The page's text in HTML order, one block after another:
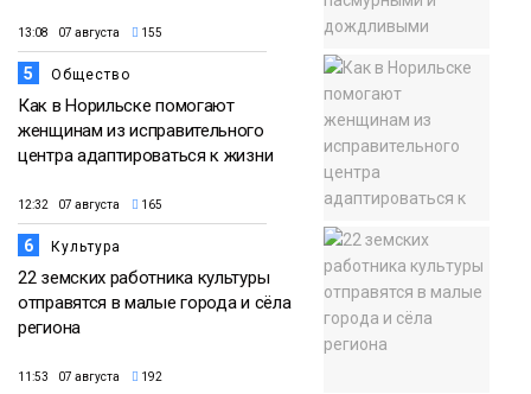
13:08 07 августа 155
5 Общество
Как в Норильске помогают
женщинам из исправительного
центра адаптироваться к жизни
12:32 07 августа 165
6 Культура
22 земских работника культуры
отправятся в малые города и сёла
региона
11:53 07 августа 192